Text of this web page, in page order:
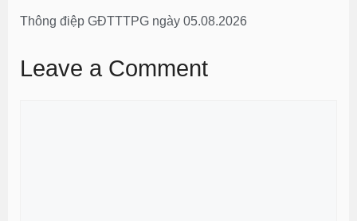
Thông điệp GĐTTTPG ngày 05.08.2026
Leave a Comment